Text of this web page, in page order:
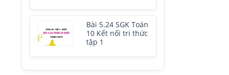
Bài 5.24 SGK Toán
10 Kết nối tri thức
tập 1